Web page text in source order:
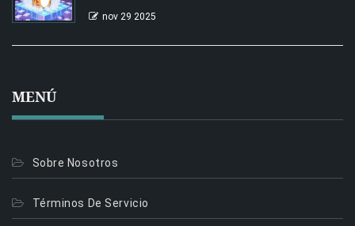
nov 29 2025
MENÚ
Sobre Nosotros
Términos De Servicio